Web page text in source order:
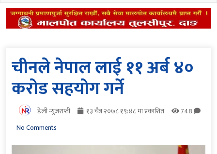
चीनले नेपाल लाई ११ अर्ब ४०
करोड सहयोग गर्ने
डेली न्युजराप्ती १३ चैत्र २०७८ १९:४८ मा प्रकाशित
748
No Comments